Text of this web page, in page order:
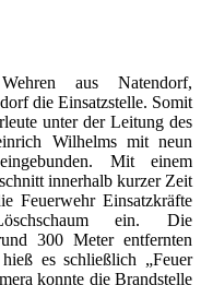
aus Natendorf,
die Einsatzstelle. Somit
unter der Leitung des
Wilhelms mit neun
Mit einem
innerhalb kurzer Zeit
Feuerwehr Einsatzkräfte
ein. Die
300 Meter entfernten
es schließlich „Feuer
konnte die Brandstelle